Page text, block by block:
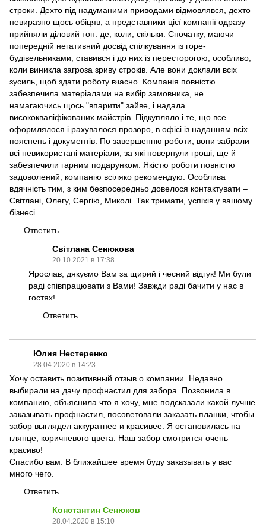
строки. Дехто під надуманими приводами відмовлявся, дехто
невиразно щось обіцяв, а представники цієї компанії одразу
прийняли діловий тон: де, коли, скільки. Спочатку, маючи
попередній негативний досвід спілкування із горе-
будівельниками, ставився і до них із пересторогою, особливо,
коли виникла загроза зриву строків. Але вони доклали всіх
зусиль, щоб здати роботу вчасно. Компанія повністю
забезпечила матеріалами на вибір замовника, не
намагаючись щось "впарити" зайве, і надала
висококваліфікованих майстрів. Підкупляло і те, що все
оформлялося і рахувалося прозоро, в офісі із наданням всіх
пояснень і документів. По завершенню роботи, вони забрали
всі невикористані матеріали, за які повернули гроші, ще й
забезпечили гарним подарунком. Якістю роботи повністю
задоволений, компанію всіляко рекомендую. Особлива
вдячність тим, з ким безпосередньо довелося контактувати –
Світлані, Олегу, Сергію, Миколі. Так тримати, успіхів у вашому
бізнесі.
Ответить
Світлана Сенюкова
20.10.2021 в 17:38
Ярослав, дякуємо Вам за щирий і чесний відгук! Ми були
раді співпрацювати з Вами! Завжди раді бачити у нас в
гостях!
Ответить
Юлия Нестеренко
28.04.2020 в 14:23
Хочу оставить позитивный отзыв о компании. Недавно
выбирали на дачу профнастил для забора. Позвонила в
компанию, объяснила что я хочу, мне подсказали какой лучше
заказывать профнастил, посоветовали заказать планки, чтобы
забор выглядел аккуратнее и красивее. Я остановилась на
глянце, коричневого цвета. Наш забор смотрится очень
красиво!
Спасибо вам. В ближайшее время буду заказывать у вас
много чего.
Ответить
Константин Сенюков
28.04.2020 в 15:10